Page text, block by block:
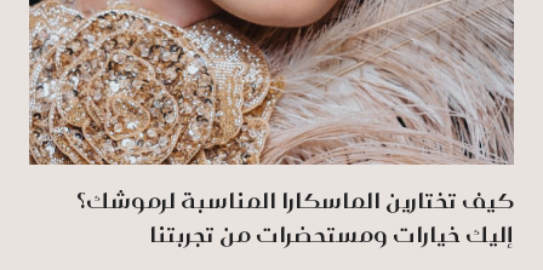
كيف تختارين الماسكارا المناسبة لرموشك؟
إليك خيارات ومستحضرات من تجربتنا